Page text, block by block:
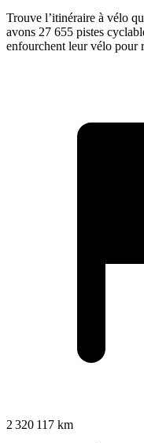
Trouve l’itinéraire à vélo
avons 27 655 pistes
enfourchent leur vélo pour
2 320 117 km